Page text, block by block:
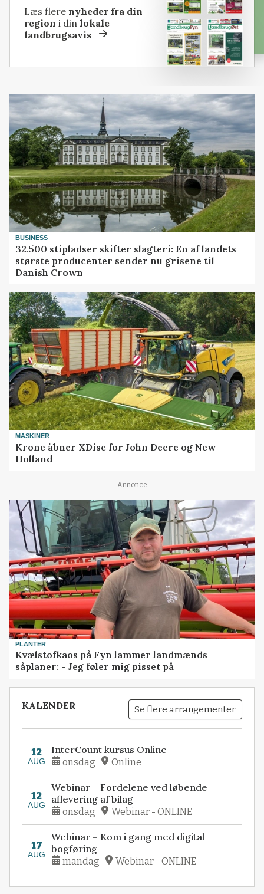
Læs flere nyheder fra din
region i dinlokale
landbrugsavis
BUSINESS
32.500 stipladser skifter slagteri: En af landets
største producenter sender nu grisene til
Danish Crown
MASKINER
Krone åbner XDisc for John Deere og New
Holland
Annonce
PLANTER
Kvælstofkaos på Fyn lammer landmænds
såplaner: - Jeg føler mig pisset på
KALENDER Se flere arrangementer
12
AUG
InterCount kursus Online
onsdag Online
12
AUG
Webinar – Fordelene ved løbende
aflevering af bilag
onsdag Webinar - ONLINE
17
AUG
Webinar – Kom i gang med digital
bogføring
mandag Webinar - ONLINE